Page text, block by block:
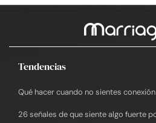
Tendencias
Qué hacer cuando no sientes
26 señales de que siente algo fuerte